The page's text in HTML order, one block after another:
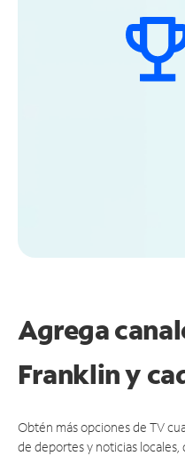
Agrega
Franklin y
Obtén más opciones de TV
de deportes y noticias